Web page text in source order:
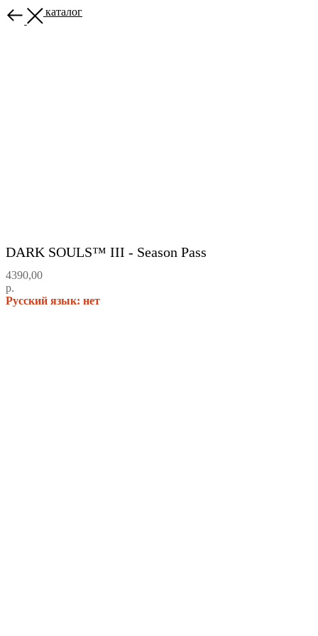
Назад в каталог
DARK SOULS™ III - Season Pass
4390,00
р.
Русский язык: нет